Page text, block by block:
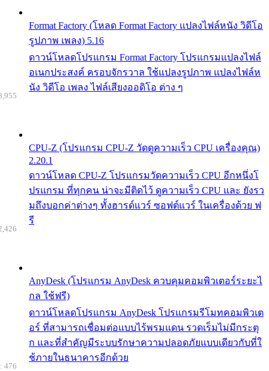
Format Factory (โหลด Format Factory แปลงไฟล์หนัง วิดีโอ
รูปภาพ เพลง) 5.16
ดาวน์โหลดโปรแกรม Format Factory โปรแกรมแปลงไฟล์
อเนกประสงค์ ครอบจักรวาล ใช้แปลงรูปภาพ แปลงไฟล์ห
นัง วิดีโอ เพลง ไฟล์เสียงออดิโอ ต่าง ๆ
CPU-Z (โปรแกรม CPU-Z วัดดูความเร็ว CPU เครื่องคุณ)
2.20.1
ดาวน์โหลด CPU-Z โปรแกรมวัดความเร็ว CPU อีกหนึ่งโ
ปรแกรม ที่ทุกคน น่าจะมีติดไว้ ดูความเร็ว CPU และ ยังรว
มถึงบอกค่าต่างๆ ทั้งฮารด์แวร์ ซอฟต์แวร์ ในเครื่องด้วย ฟ
รี
AnyDesk (โปรแกรม AnyDesk ควบคุมคอมพิวเตอร์ระยะไ
กล ใช้ฟรี)
ดาวน์โหลดโปรแกรม AnyDesk โปรแกรมรีโมทคอมพิวเต
อร์ ที่สามารถเชื่อมต่อแบบไร้พรมแดน รวดเร็มไม่มีกระตุ
ก และที่สำคัญมีระบบรักษาความปลอดภัยแบบเดียวกับที่ใ
ช้ภายในธนาคารอีกด้วย
476